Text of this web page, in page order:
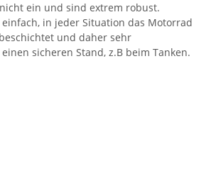
ein und sind extrem robust.
in jeder Situation das Motorrad
und daher sehr
sicheren Stand, z.B beim Tanken.